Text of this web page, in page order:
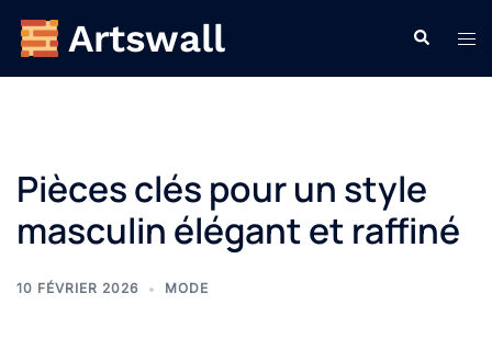
Pièces clés pour un style
masculin élégant et raffiné
10 FÉVRIER 2026 MODE